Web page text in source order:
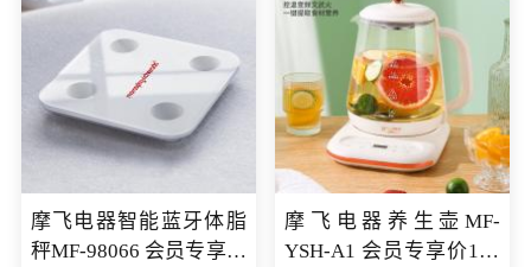
摩飞电器智能蓝牙体脂
秤MF-98066 会员专享价
摩飞电器养生壶MF-
YSH-A1 会员专享价198